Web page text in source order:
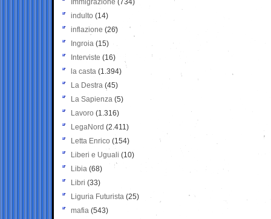
Immigrazione (734)
indulto (14)
inflazione (26)
Ingroia (15)
Interviste (16)
la casta (1.394)
La Destra (45)
La Sapienza (5)
Lavoro (1.316)
LegaNord (2.411)
Letta Enrico (154)
Liberi e Uguali (10)
Libia (68)
Libri (33)
Liguria Futurista (25)
mafia (543)